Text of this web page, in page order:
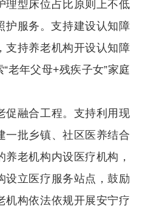
理型床位占比原则上不低
护服务。支持建设认知障
支持养老机构开设认知障
老年父母+残疾子女”家庭
融合工程。支持利用现
一批乡镇、社区医养结合
老机构内设医疗机构，
设立医疗服务站点，鼓励
机构依法依规开展安宁疗